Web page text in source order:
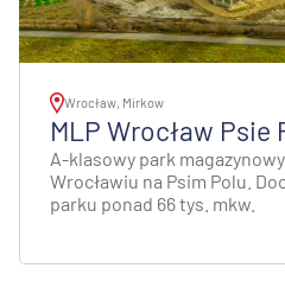
Wrocław, Mirkow
MLP Wrocław Psie
A-klasowy park
Wrocławiu na Psim Polu.
parku ponad 66 tys. mkw.